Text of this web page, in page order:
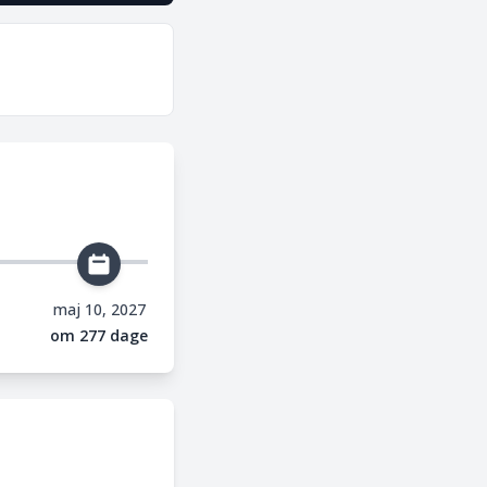
maj 10, 2027
om 277 dage